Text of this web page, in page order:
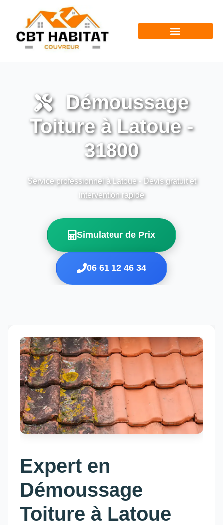
Démoussage
Toiture à Latoue -
31800
Service professionnel à Latoue - Devis gratuit et
intervention rapide
Simulateur de Prix
06 61 12 46 34
Expert en
Démoussage
Toiture à Latoue